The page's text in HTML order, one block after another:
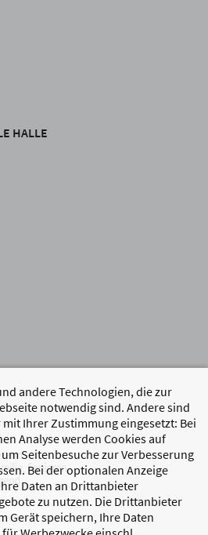
andere Technologien, die zur
notwendig sind. Andere sind
Ihrer Zustimmung eingesetzt: Bei
Analyse werden Cookies auf
Seitenbesuche zur Verbesserung
Bei der optionalen Anzeige
Daten an Drittanbieter
zu nutzen. Die Drittanbieter
Gerät speichern, Ihre Daten
HALLE